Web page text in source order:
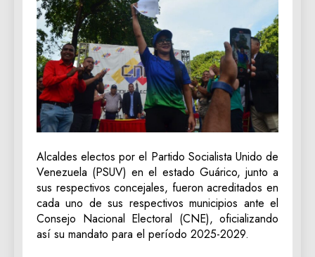
Alcaldes electos por el Partido Socialista Unido de
Venezuela (PSUV) en el estado Guárico, junto a
sus respectivos concejales, fueron acreditados en
cada uno de sus respectivos municipios ante el
Consejo Nacional Electoral (CNE), oficializando
así su mandato para el período 2025-2029.